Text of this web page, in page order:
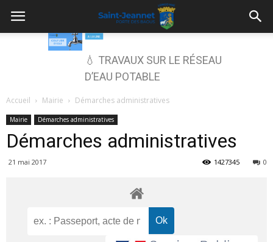
💧 TRAVAUX SUR LE RÉSEAU
D’EAU POTABLE
Accueil Mairie Démarches administratives
Mairie Démarches administratives
Démarches administratives
21 mai 2017 0
1427345